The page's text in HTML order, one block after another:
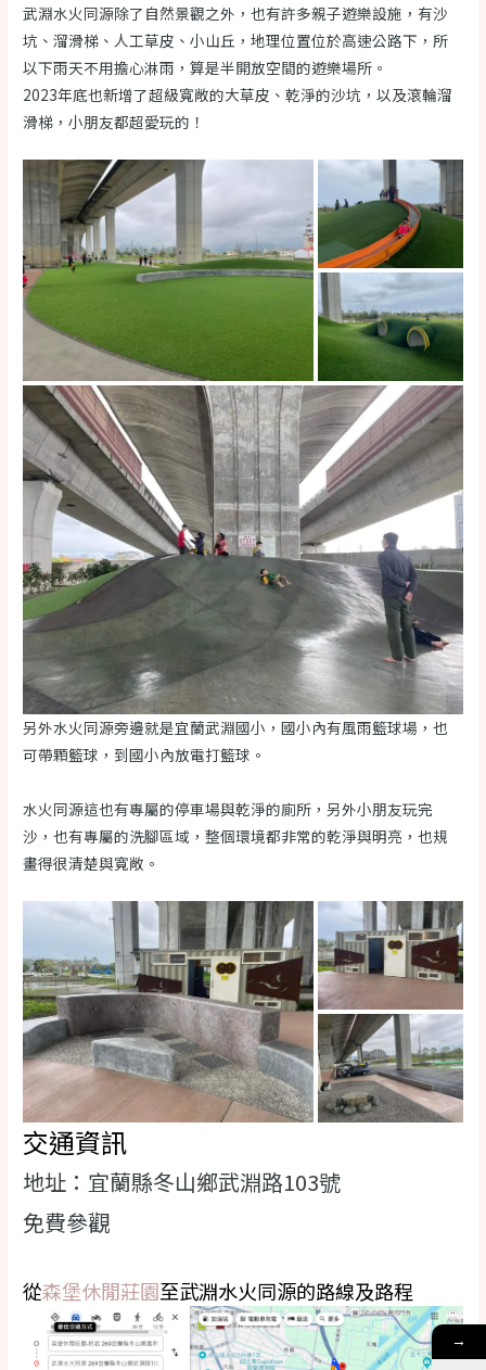
武淵水火同源除了自然景觀之外，也有許多親子遊樂設施，有沙
坑、溜滑梯、人工草皮、小山丘，地理位置位於高速公路下，所
以下雨天不用擔心淋雨，算是半開放空間的遊樂場所。
2023年底也新增了超級寬敞的大草皮、乾淨的沙坑，以及滾輪溜
滑梯，小朋友都超愛玩的！
另外水火同源旁邊就是宜蘭武淵國小，國小內有風雨籃球場，也
可帶顆籃球，到國小內放電打籃球。
水火同源這也有專屬的停車場與乾淨的廁所，另外小朋友玩完
沙，也有專屬的洗腳區域，整個環境都非常的乾淨與明亮，也規
畫得很清楚與寬敞。
交通資訊
地址：宜蘭縣冬山鄉武淵路103號
免費參觀
從森堡休閒莊園至武淵水火同源的路線及路程
→